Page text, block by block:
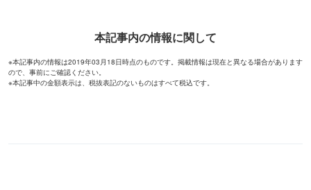
本記事内の情報に関して
※本記事内の情報は2019年03月18日時点のものです。掲載情報は現在と異なる場合があります
ので、事前にご確認ください。
※本記事中の金額表示は、税抜表記のないものはすべて税込です。